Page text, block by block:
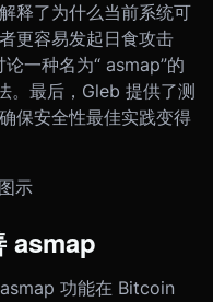
释了为什么当前系统可
更容易发起日食攻击
一种名为“ asmap”的
。最后，Gleb 提供了测
保安全性最佳实践变得
示
asmap
功能在 Bitcoin